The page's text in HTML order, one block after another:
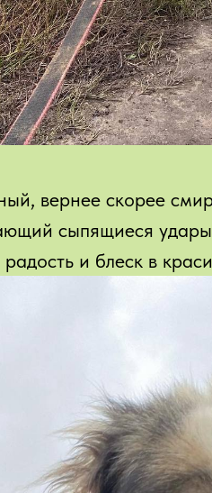
вернее скорее
сыпящиеся удары
и блеск в